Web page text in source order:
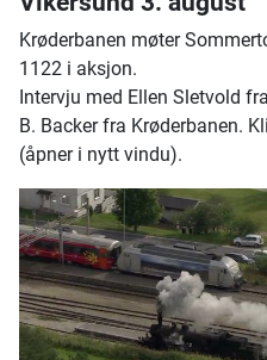
Krøderbanen møter
1122 i aksjon.
Intervju med Ellen Sletvold
B. Backer fra Krøderbanen.
(åpner i nytt vindu).